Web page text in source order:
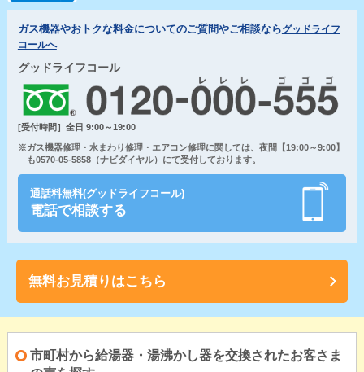
ガス機器やおトクな料金についてのご質問やご相談ならグッドライフ
コールへ
グッドライフコール
[受付時間］全日 9:00～19:00
※ガス機器修理・水まわり修理・エアコン修理に関しては、夜間【19:00～9:00】
も0570-05-5858（ナビダイヤル）にて受付しております。
通話料無料(グッドライフコール)
電話で相談する
無料お見積りはこちら
市町村から給湯器・湯沸かし器を交換されたお客さま